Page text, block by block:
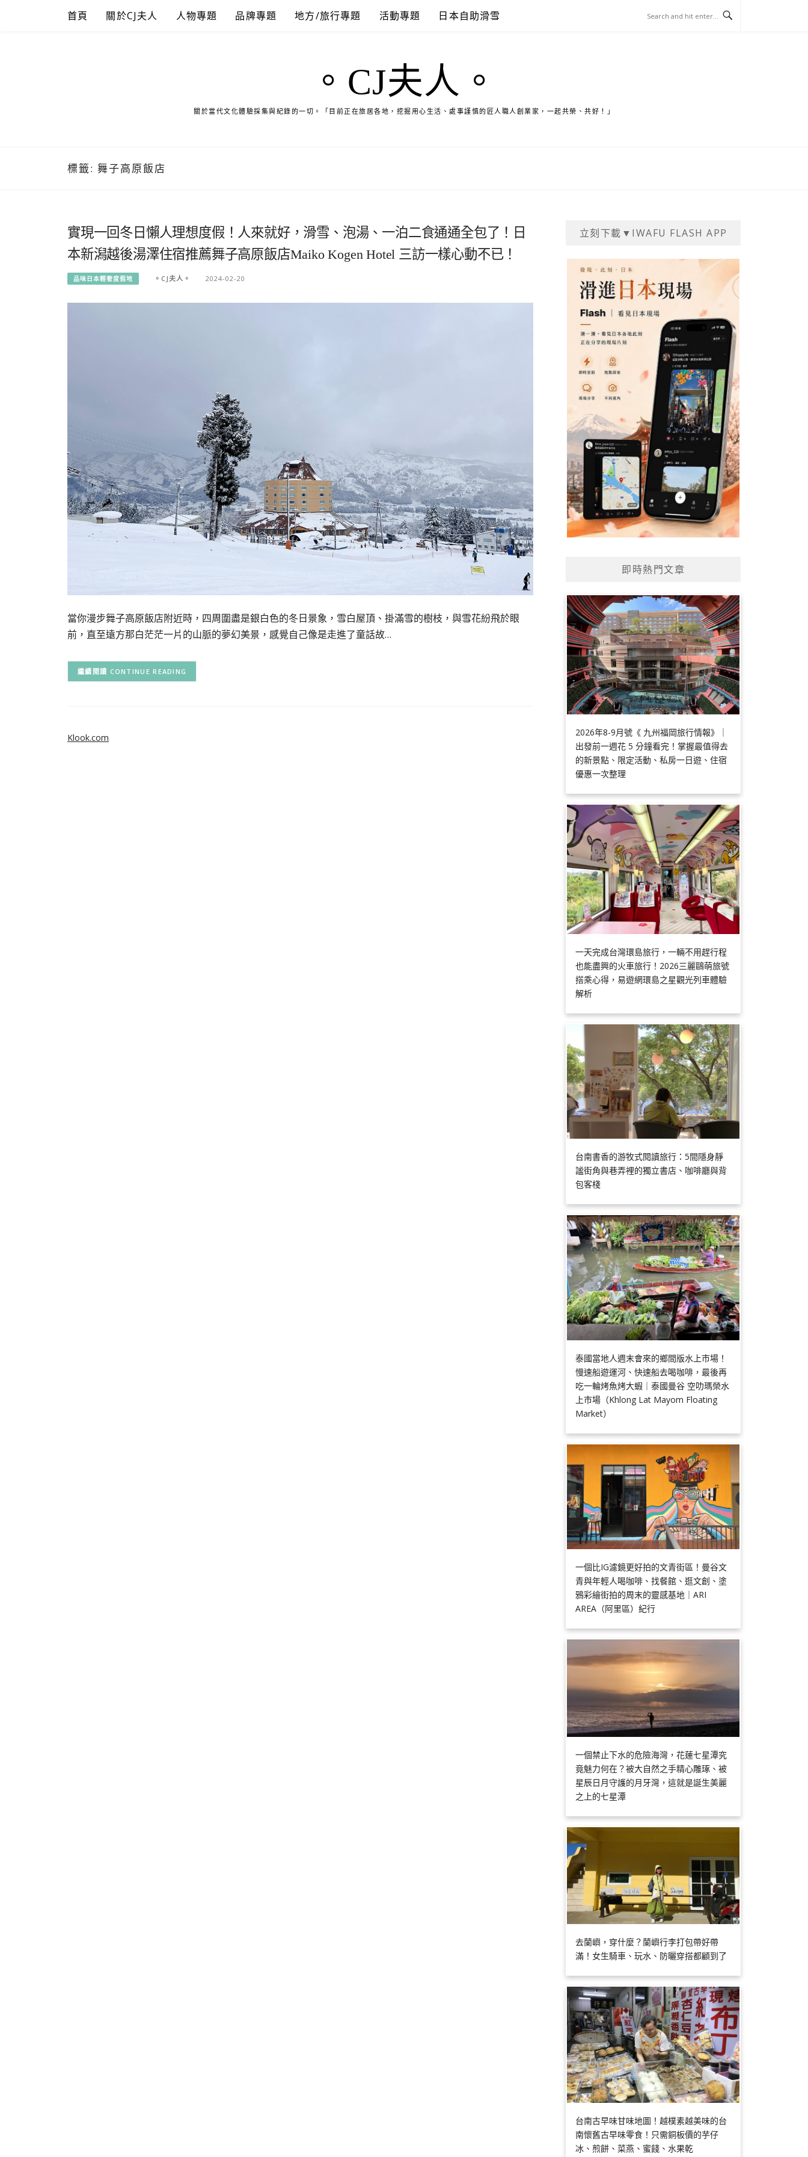
首頁 關於CJ夫人 人物專題 品牌專題 地方/旅行專題 活動專題 日本自助滑雪
。CJ夫人。
關於當代文化體驗採集與紀錄的一切。「目前正在旅居各地，挖掘用心生活、處事謹慎的匠人職人創業家，一起共榮、共好！」
標籤: 舞子高原飯店
實現一回冬日懶人理想度假！人來就好，滑雪、泡湯、一泊二食通通全包了！日
本新潟越後湯澤住宿推薦舞子高原飯店Maiko Kogen Hotel 三訪一樣心動不已！
品味日本輕奢度假地 。CJ夫人。 2024-02-20
當你漫步舞子高原飯店附近時，四周圍盡是銀白色的冬日景象，雪白屋頂、掛滿雪的樹枝，與雪花紛飛於眼
前，直至遠方那白茫茫一片的山脈的夢幻美景，感覺自己像是走進了童話故…
CONTINUE READING
立刻下載▼IWAFU FLASH APP
即時熱門文章
2026年8-9月號《 九州福岡旅行情報》｜
出發前一週花 5 分鐘看完！掌握最值得去
的新景點、限定活動、私房一日遊、住宿
優惠一次整理
一天完成台灣環島旅行，一輛不用趕行程
也能盡興的火車旅行！2026三麗鷗萌旅號
搭乘心得，易遊網環島之星觀光列車體驗
解析
台南書香的游牧式閱讀旅行：5間隱身靜
謐街角與巷弄裡的獨立書店、咖啡廳與背
包客棧
泰國當地人週末會來的鄉間版水上市場！
慢速船遊運河、快速船去喝咖啡，最後再
吃一輪烤魚烤大蝦｜泰國曼谷 空叻瑪榮水
上市場（Khlong Lat Mayom Floating
Market）
一個比IG濾鏡更好拍的文青街區！曼谷文
青與年輕人喝咖啡、找餐館、逛文創、塗
鴉彩繪街拍的周末的靈感基地｜ARI
AREA（阿里區）紀行
一個禁止下水的危險海灣，花蓮七星潭究
竟魅力何在？被大自然之手精心雕琢、被
星辰日月守護的月牙灣，這就是誕生美麗
之上的七星潭
去蘭嶼，穿什麼？蘭嶼行李打包帶好帶
滿！女生騎車、玩水、防曬穿搭都顧到了
台南古早味甘味地圖！越樸素越美味的台
南懷舊古早味零食！只需銅板價的芋仔
冰、煎餅、菜燕、蜜餞、水果乾
Klook.com